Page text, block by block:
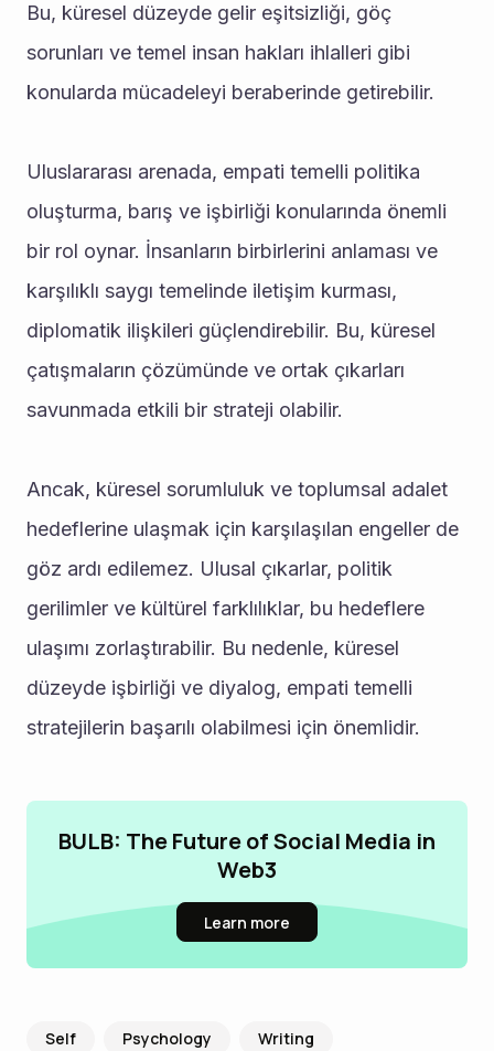
Bu, küresel düzeyde gelir eşitsizliği, göç
sorunları ve temel insan hakları ihlalleri gibi
konularda mücadeleyi beraberinde getirebilir.
Uluslararası arenada, empati temelli politika
oluşturma, barış ve işbirliği konularında önemli
bir rol oynar. İnsanların birbirlerini anlaması ve
karşılıklı saygı temelinde iletişim kurması,
diplomatik ilişkileri güçlendirebilir. Bu, küresel
çatışmaların çözümünde ve ortak çıkarları
savunmada etkili bir strateji olabilir.
Ancak, küresel sorumluluk ve toplumsal adalet
hedeflerine ulaşmak için karşılaşılan engeller de
göz ardı edilemez. Ulusal çıkarlar, politik
gerilimler ve kültürel farklılıklar, bu hedeflere
ulaşımı zorlaştırabilir. Bu nedenle, küresel
düzeyde işbirliği ve diyalog, empati temelli
stratejilerin başarılı olabilmesi için önemlidir.
BULB: The Future of Social Media in
Web3
Learn more
Self Psychology Writing